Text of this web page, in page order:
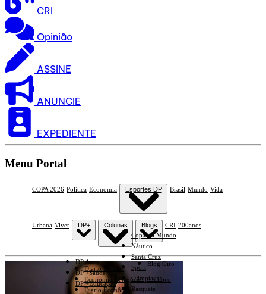
CRI
Opinião
ASSINE
ANUNCIE
EXPEDIENTE
Menu Portal
COPA 2026 Política Economia Esportes DP
Copa do Mundo
Náutico
Santa Cruz
Sport
Olimpíadas
Basquete
Brasil Mundo Vida
Urbana Viver DP+
DP Auto
DP +Saúde
DP +Educação
Colunas
Diario Mulher
Economia e Negócios Em Foco
Diario Econômico
Blogs
Blog Giro
CRI 200anos